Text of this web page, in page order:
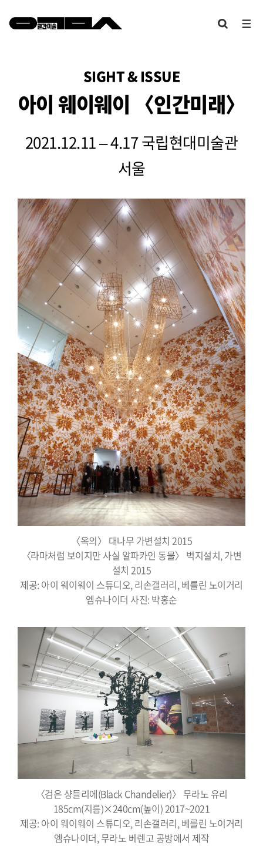
SIGHT & ISSUE
아이 웨이웨이 〈인간미래〉
2021.12.11 – 4.17 국립현대미술관
서울
〈옥의〉 대나무 가변설치 2015
〈라마처럼 보이지만 사실 알파카인 동물〉 벽지설치, 가변
설치 2015
제공: 아이 웨이웨이 스튜디오, 리손갤러리, 베를린 노이거리
엠슈나이더 사진: 박홍순
〈검은 샹들리에(Black Chandelier)〉 무라노 유리
185cm(지름)×240cm(높이) 2017~2021
제공: 아이 웨이웨이 스튜디오, 리손갤러리, 베를린 노이거리
엠슈나이더, 무라노 베렌고 공방에서 제작